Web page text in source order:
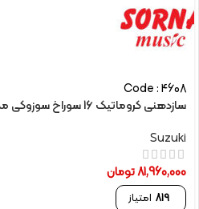
Code : 4608
سازدهنی کروماتیک 16 سوراخ سوزوکی مدل SCX-64
Suzuki
81,960,000تومان
819 امتیاز